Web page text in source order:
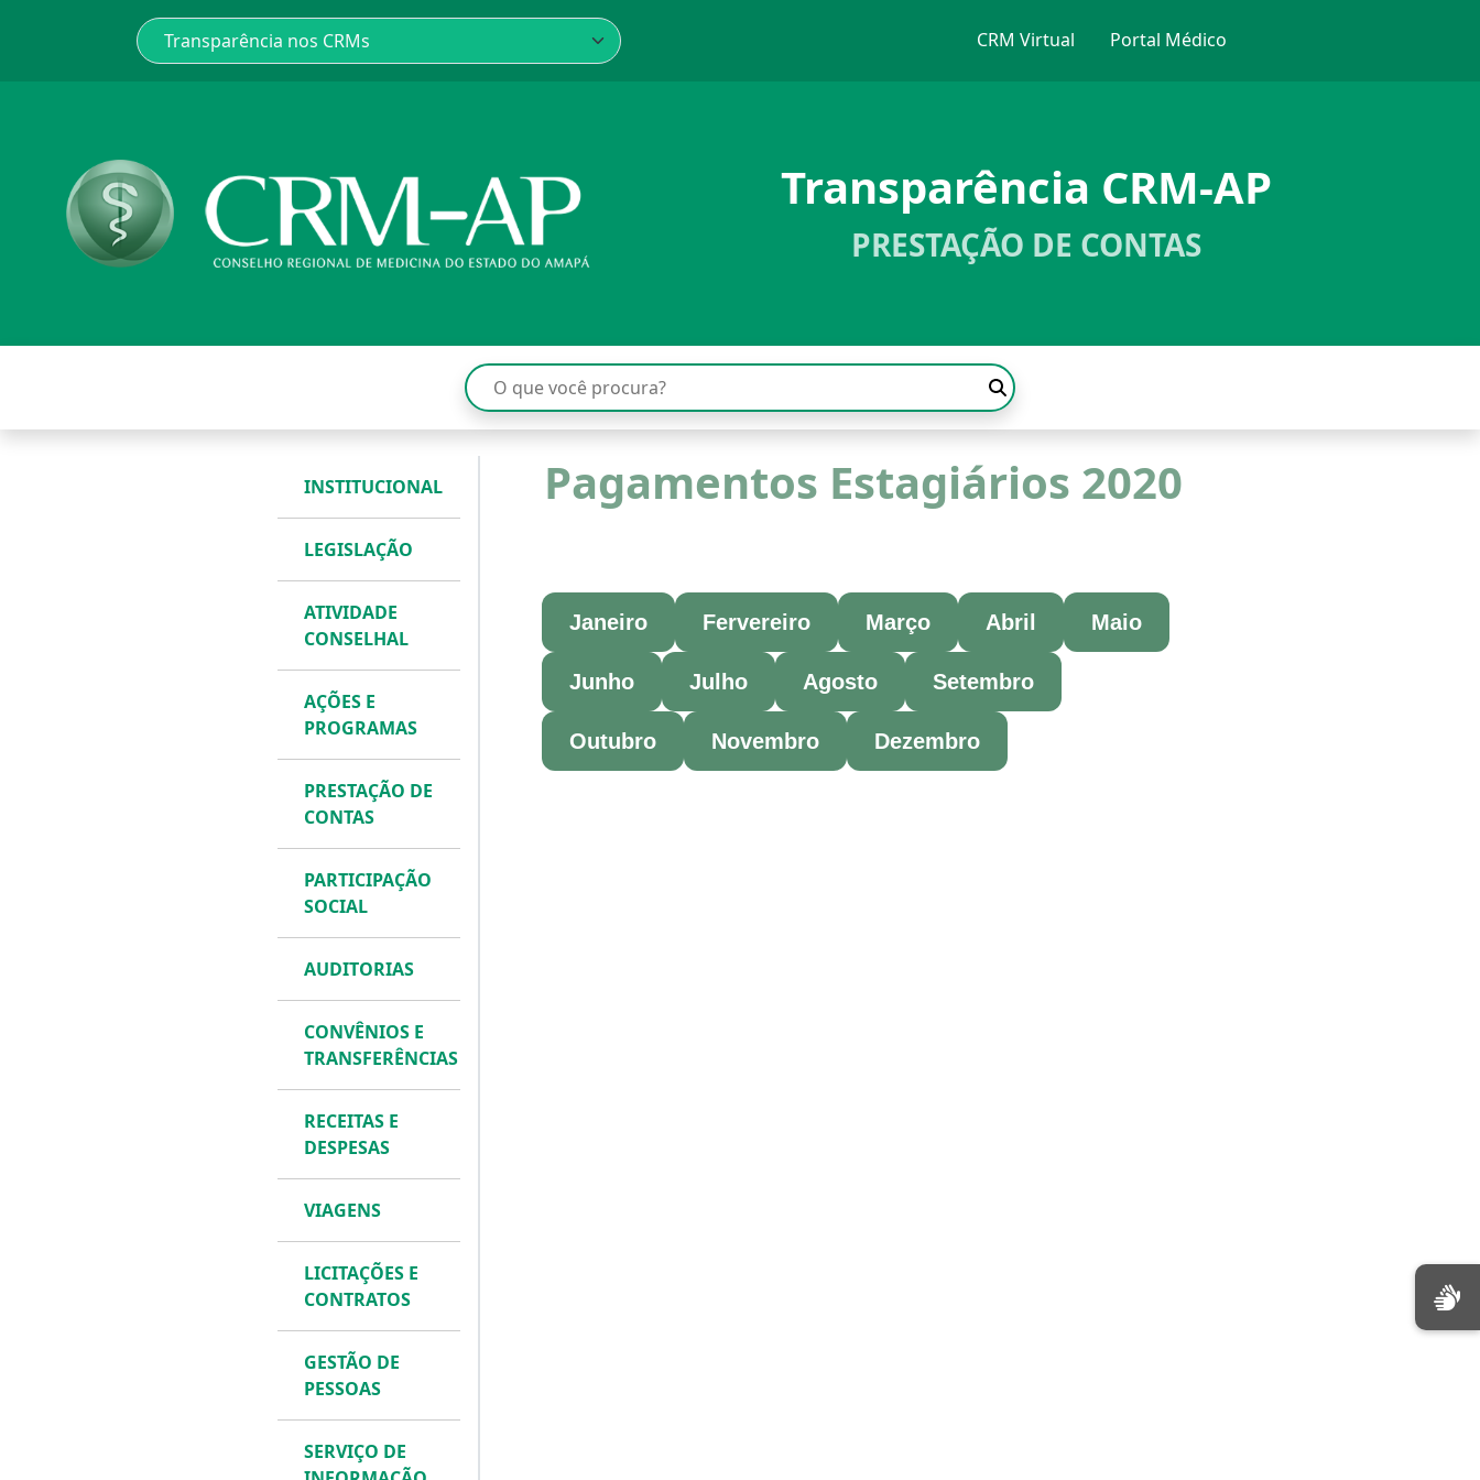
CRM Virtual Portal Médico
Transparência CRM-AP
PRESTAÇÃO DE CONTAS
INSTITUCIONAL
LEGISLAÇÃO
ATIVIDADE
CONSELHAL
AÇÕES E
PROGRAMAS
PRESTAÇÃO DE
CONTAS
PARTICIPAÇÃO
SOCIAL
AUDITORIAS
CONVÊNIOS E
TRANSFERÊNCIAS
RECEITAS E
DESPESAS
VIAGENS
LICITAÇÕES E
CONTRATOS
GESTÃO DE
PESSOAS
SERVIÇO DE
Pagamentos Estagiários 2020
Janeiro Fervereiro Março Abril Maio
Junho Julho Agosto Setembro
Outubro Novembro Dezembro